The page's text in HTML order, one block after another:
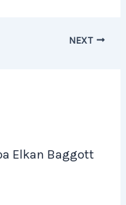
NEXT
Elkan Baggott